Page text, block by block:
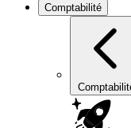
Comptabilité